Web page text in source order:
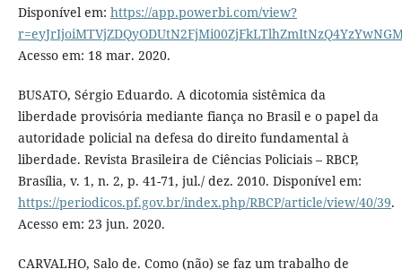
Disponível em: https://app.powerbi.com/view?
Acesso em: 18 mar. 2020.
BUSATO, Sérgio Eduardo. A dicotomia sistêmica da
liberdade provisória mediante fiança no Brasil e o papel da
autoridade policial na defesa do direito fundamental à
liberdade. Revista Brasileira de Ciências Policiais – RBCP,
Brasília, v. 1, n. 2, p. 41-71, jul./ dez. 2010. Disponível em:
https://periodicos.pf.gov.br/index.php/RBCP/article/view/40/39.
Acesso em: 23 jun. 2020.
CARVALHO, Salo de. Como (não) se faz um trabalho de